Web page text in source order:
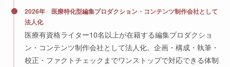
2026年 医療特化型編集プロダクション・コンテンツ制作会社として
法人化
医療有資格ライター10名以上が在籍する編集プロダクショ
ン・コンテンツ制作会社として法人化。企画・構成・執筆・
校正・ファクトチェックまでワンストップで対応できる体制